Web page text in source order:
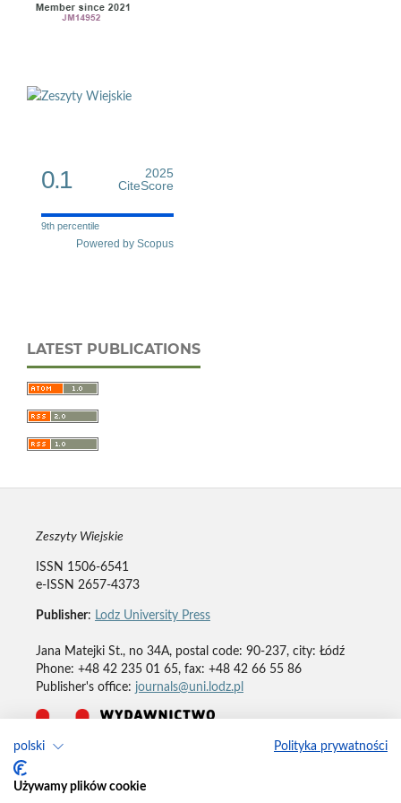
polski Polityka prywatności
Używamy plików cookie
0.1
2025
CiteScore
9th percentile
Powered by Scopus
LATEST PUBLICATIONS
Zeszyty Wiejskie
ISSN 1506-6541
e-ISSN 2657-4373
Publisher: Lodz University Press
Jana Matejki St., no 34A, postal code: 90-237, city: Łódź
Phone: +48 42 235 01 65, fax: +48 42 66 55 86
Publisher's office: journals@uni.lodz.pl
Deklaracja dostępności